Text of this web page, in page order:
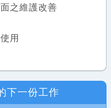
之維護改善
用
下一份工作